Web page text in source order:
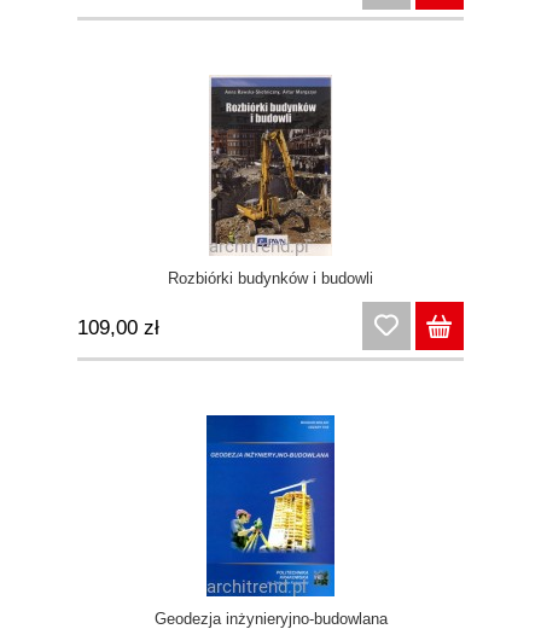
Rozbiórki budynków i budowli
109,00 zł
Geodezja inżynieryjno-budowlana